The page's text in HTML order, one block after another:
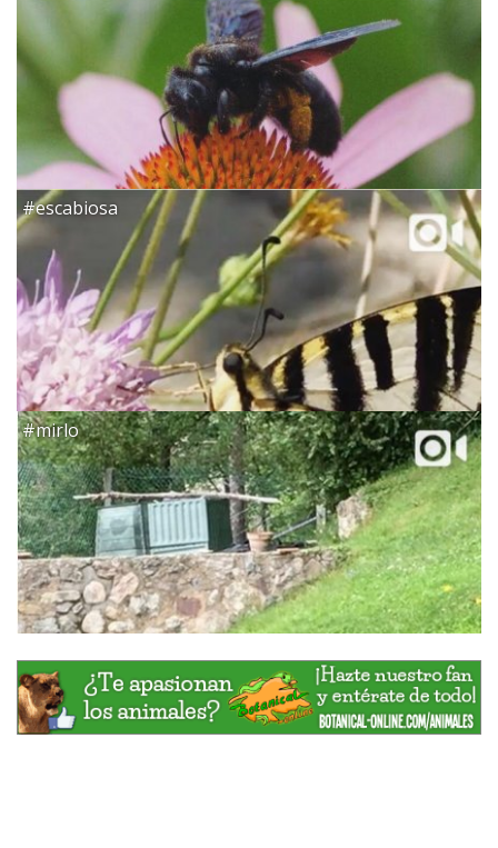
#escabiosa
#mirlo